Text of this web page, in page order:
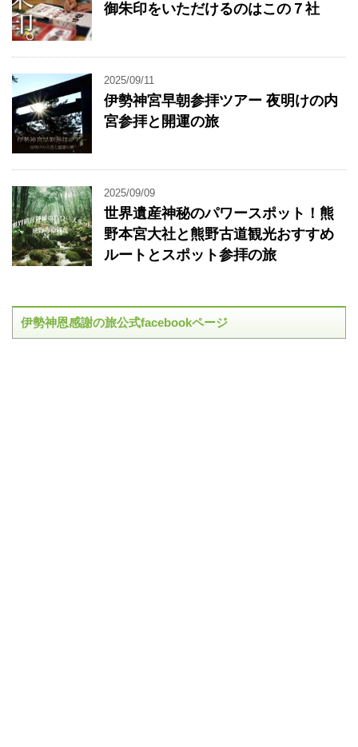
御朱印をいただけるのはこの７社
2025/09/11
伊勢神宮早朝参拝ツアー 夜明けの内
宮参拝と開運の旅
2025/09/09
世界遺産神秘のパワースポット！熊
野本宮大社と熊野古道観光おすすめ
ルートとスポット参拝の旅
伊勢神恩感謝の旅公式facebookページ